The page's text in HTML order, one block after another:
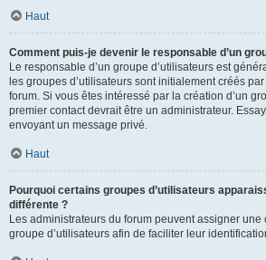
Haut
Comment puis-je devenir le responsable d’un
Le responsable d’un groupe d’utilisateurs est
les groupes d’utilisateurs sont initialement créés
forum. Si vous êtes intéressé par la création d’un
premier contact devrait être un administrateur.
envoyant un message privé.
Haut
Pourquoi certains groupes d’utilisateurs
différente ?
Les administrateurs du forum peuvent assigner une
groupe d’utilisateurs afin de faciliter leur